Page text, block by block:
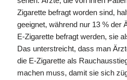
Zigarette befragt worden sind,
geeignet, während nur 13 % der
E-Zigarette befragt werden, sie
Das unterstreicht, dass man
die E-Zigarette als
machen muss, damit sie sich